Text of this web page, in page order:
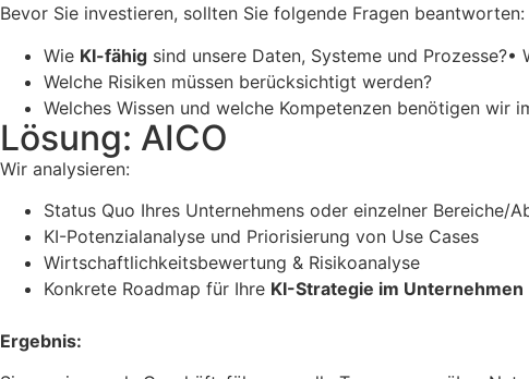
Bevor Sie investieren, sollten Sie folgende Fragen beantworten:
Wie KI-fähig sind unsere Daten, Systeme und Prozesse?•
Welche Risiken müssen berücksichtigt werden?
Welches Wissen und welche Kompetenzen benötigen wir
Lösung: AICO
Wir analysieren:
Status Quo Ihres Unternehmens oder einzelner Bereiche/
KI-Potenzialanalyse und Priorisierung von Use Cases
Wirtschaftlichkeitsbewertung & Risikoanalyse
Konkrete Roadmap für Ihre KI-Strategie im Unternehmen
Ergebnis: